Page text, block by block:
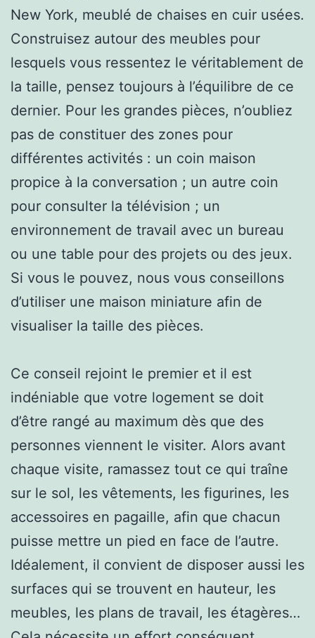
New York, meublé de chaises en cuir usées.
Construisez autour des meubles pour
lesquels vous ressentez le véritablement de
la taille, pensez toujours à l’équilibre de ce
dernier. Pour les grandes pièces, n’oubliez
pas de constituer des zones pour
différentes activités : un coin maison
propice à la conversation ; un autre coin
pour consulter la télévision ; un
environnement de travail avec un bureau
ou une table pour des projets ou des jeux.
Si vous le pouvez, nous vous conseillons
d’utiliser une maison miniature afin de
visualiser la taille des pièces.
Ce conseil rejoint le premier et il est
indéniable que votre logement se doit
d’être rangé au maximum dès que des
personnes viennent le visiter. Alors avant
chaque visite, ramassez tout ce qui traîne
sur le sol, les vêtements, les figurines, les
accessoires en pagaille, afin que chacun
puisse mettre un pied en face de l’autre.
Idéalement, il convient de disposer aussi les
surfaces qui se trouvent en hauteur, les
meubles, les plans de travail, les étagères…